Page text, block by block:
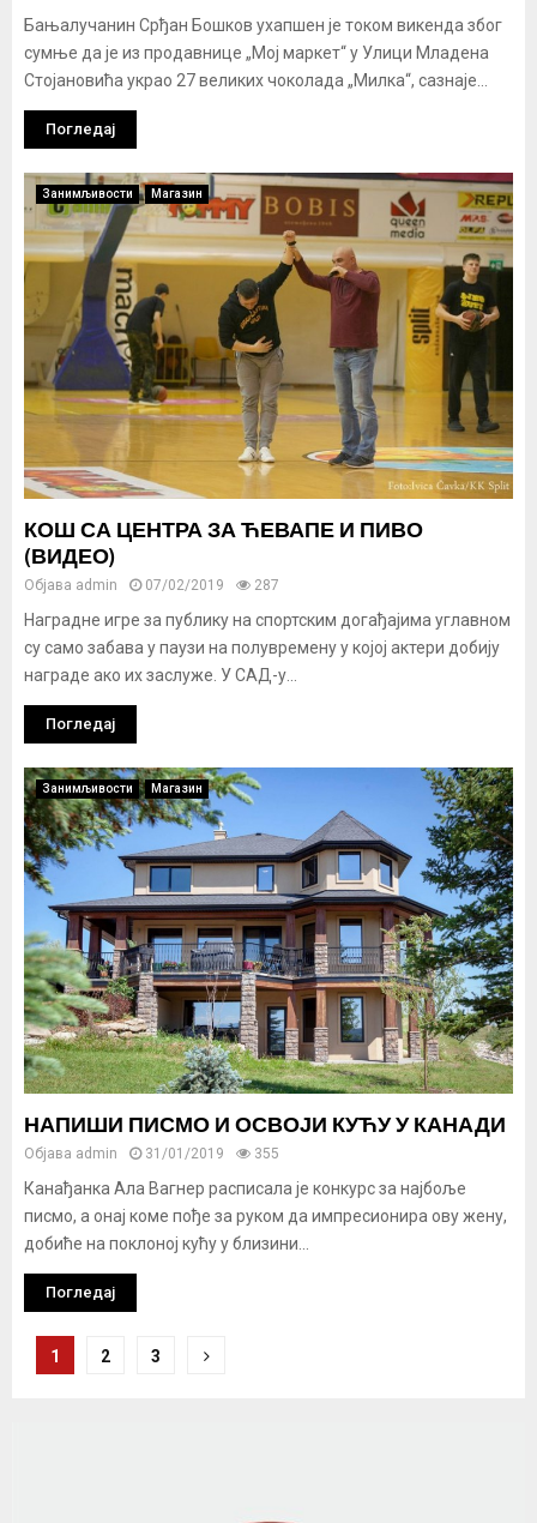
Бањалучанин Срђан Бошков ухапшен је током викенда због
сумње да је из продавнице „Мој маркет“ у Улици Младена
Стојановића украо 27 великих чоколада „Милка“, сазнаје...
Погледај
Занимљивости Магазин
КОШ СА ЦЕНТРА ЗА ЋЕВАПЕ И ПИВО
(ВИДЕО)
Објава admin 07/02/2019 287
Наградне игре за публику на спортским догађајима углавном
су само забава у паузи на полувремену у којој актери добију
награде ако их заслуже. У САД-у...
Погледај
Занимљивости Магазин
НАПИШИ ПИСМО И ОСВОЈИ КУЋУ У КАНАДИ
Објава admin 31/01/2019 355
Канађанка Ала Вагнер расписала је конкурс за најбоље
писмо, а онај коме пође за руком да импресионира ову жену,
добиће на поклоној кућу у близини...
Погледај
Кретање
1 2 3